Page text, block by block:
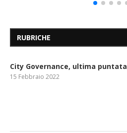
RUBRICHE
City Governance, ultima puntata
15 Febbraio 2022